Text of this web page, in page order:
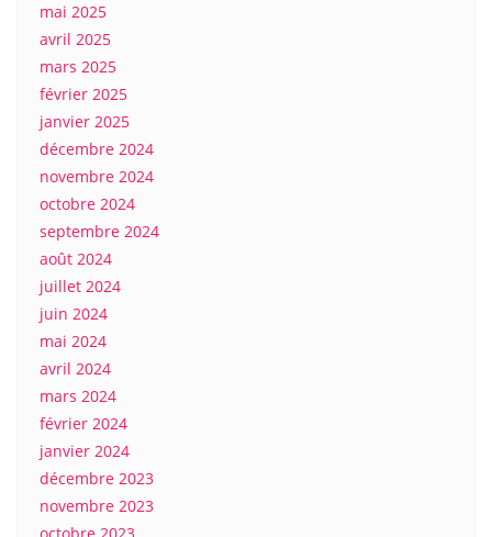
mai 2025
avril 2025
mars 2025
février 2025
janvier 2025
décembre 2024
novembre 2024
octobre 2024
septembre 2024
août 2024
juillet 2024
juin 2024
mai 2024
avril 2024
mars 2024
février 2024
janvier 2024
décembre 2023
novembre 2023